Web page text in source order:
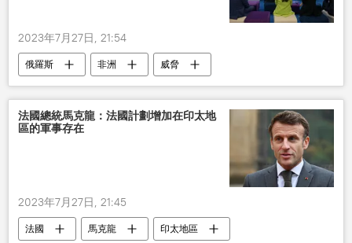
2023年7月27日, 21:54
俄羅斯 非洲 威脅
法國總統馬克龍：法國計劃增加在印太地
區的軍事存在
2023年7月27日, 21:45
法國 馬克龍
印太地區